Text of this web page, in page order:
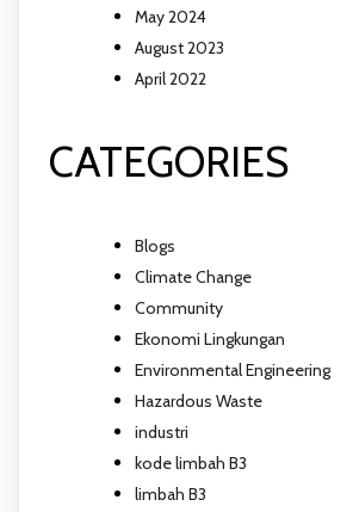
May 2024
August 2023
April 2022
CATEGORIES
Blogs
Climate Change
Community
Ekonomi Lingkungan
Environmental Engineering
Hazardous Waste
industri
kode limbah B3
limbah B3